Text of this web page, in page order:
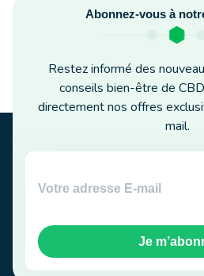
Abonnez-vous à
Restez informé des
conseils bien-être de
directement nos offres
mail.
Je